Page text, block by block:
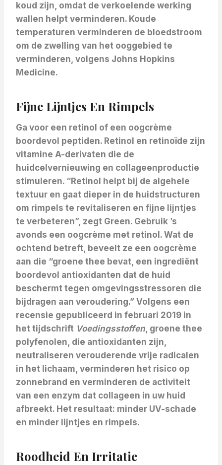
koud zijn, omdat de verkoelende werking
wallen helpt verminderen. Koude
temperaturen verminderen de bloedstroom
om de zwelling van het ooggebied te
verminderen, volgens Johns Hopkins
Medicine.
Fijne Lijntjes En Rimpels
Ga voor een retinol of een oogcrème
boordevol peptiden. Retinol en retinoïde zijn
vitamine A-derivaten die de
huidcelvernieuwing en collageenproductie
stimuleren. “Retinol helpt bij de algehele
textuur en gaat dieper in de huidstructuren
om rimpels te revitaliseren en fijne lijntjes
te verbeteren”, zegt Green. Gebruik ’s
avonds een oogcrème met retinol. Wat de
ochtend betreft, beveelt ze een oogcrème
aan die “groene thee bevat, een ingrediënt
boordevol antioxidanten dat de huid
beschermt tegen omgevingsstressoren die
bijdragen aan veroudering.” Volgens een
recensie gepubliceerd in februari 2019 in
het tijdschrift Voedingsstoffen, groene thee
polyfenolen, die antioxidanten zijn,
neutraliseren verouderende vrije radicalen
in het lichaam, verminderen het risico op
zonnebrand en verminderen de activiteit
van een enzym dat collageen in uw huid
afbreekt. Het resultaat: minder UV-schade
en minder lijntjes en rimpels.
Roodheid En Irritatie